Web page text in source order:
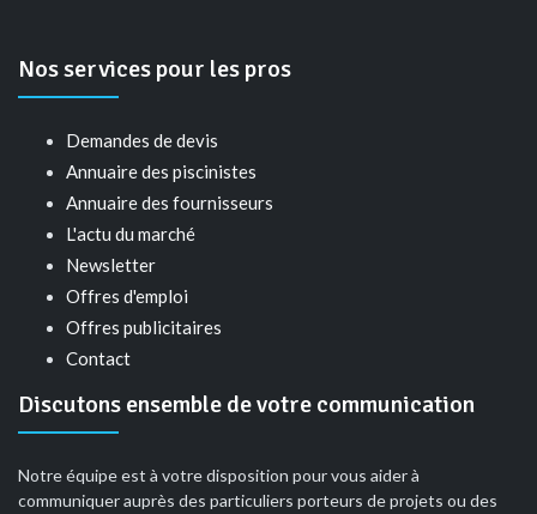
Nos services pour les pros
Demandes de devis
Annuaire des piscinistes
Annuaire des fournisseurs
L'actu du marché
Newsletter
Offres d'emploi
Offres publicitaires
Contact
Discutons ensemble de votre communication
Notre équipe est à votre disposition pour vous aider à
communiquer auprès des particuliers porteurs de projets ou des